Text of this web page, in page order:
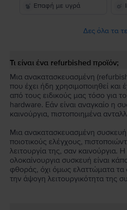
Επαφή με υγρά
Δες όλα τα
Τι είναι ένα refurbished προϊόν;
Μια ανακατασκευασμένη
που έχει ήδη χρησιμοποιηθεί και
από τους ειδικούς μας τόσο για
hardware. Εάν είναι αναγκαίο η
καινούργια, πιστοποιημένα
Μια ανακατασκευασμένη
ποιοτικούς ελέγχους,
λειτουργία της, σαν καινούργια.
ολοκαίνουργια συσκευή είναι
φθοράς, όχι όμως ελαττώματα τα
την άψογη λειτουργικότητα της